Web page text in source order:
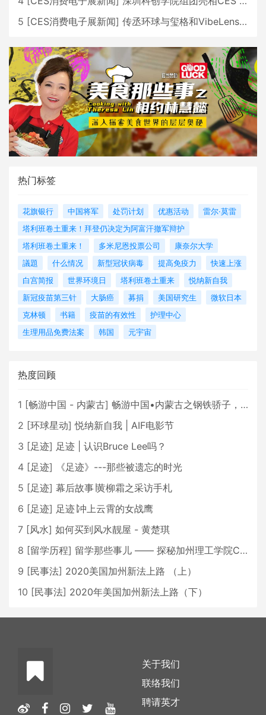
5 [CES消费电子展新闻] 传丞环球与玺格和VibeLens共同推出全新耳机
热门标签
花旗银行 中国将军 处罚计划 优惠活动
雷尔·莫雷
塔利班卷土重来！拜登仍决定为阿富汗撤军辩护
塔利班卷土重来！
多米尼恩投票公司
康奈尔大学
議題
什么情况 新型冠状病毒 提高免疫力
快速上涨
白宫简报
世界环境日 塔利班卷土重来
悦纳新自我
新冠疫苗第三针
大肠癌 募捐 美国研究生
微软日本
克林顿
书籍 疫苗的有效性
护理中心
生理用品免费法案
韩国 元宇宙
热度回顾
1 [畅游中国 - 内蒙古] 畅游中国•内蒙古之钢铁骄子，魅力包头
2 [环球星动] 悦纳新自我 | AIF电影节
3 [足迹] 足迹 | 认识Bruce Lee吗？
4 [足迹]
《足迹》---那些被遗忘的时光
5 [足迹] 幕后故事∣黄柳霜之采访手札
6 [足迹] 足迹∣冲上云霄的女战鹰
7 [风水] 如何买到风水靓屋 - 黄楚琪
8 [留学历程] 留学那些事儿 —— 探秘加州理工学院Caltech博士生活 [上集]
9 [民事法] 2020美国加州新法上路 （上）
10 [民事法] 2020年美国加州新法上路（下）
关于我们
联络我们
聘请英才